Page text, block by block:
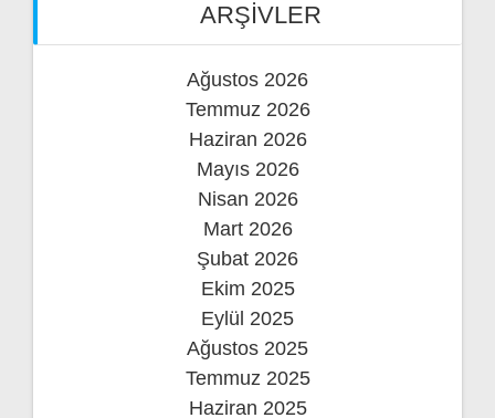
ARŞIVLER
Ağustos 2026
Temmuz 2026
Haziran 2026
Mayıs 2026
Nisan 2026
Mart 2026
Şubat 2026
Ekim 2025
Eylül 2025
Ağustos 2025
Temmuz 2025
Haziran 2025